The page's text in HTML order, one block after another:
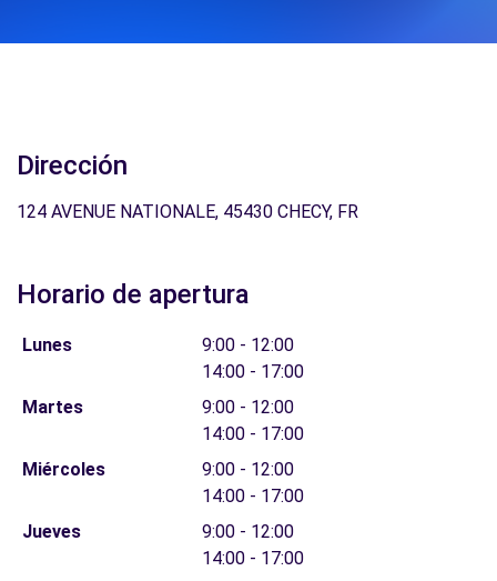
Dirección
124 AVENUE NATIONALE, 45430 CHECY, FR
Horario de apertura
Lunes
9:00 - 12:00
14:00 - 17:00
Martes
9:00 - 12:00
14:00 - 17:00
Miércoles
9:00 - 12:00
14:00 - 17:00
Jueves
9:00 - 12:00
14:00 - 17:00